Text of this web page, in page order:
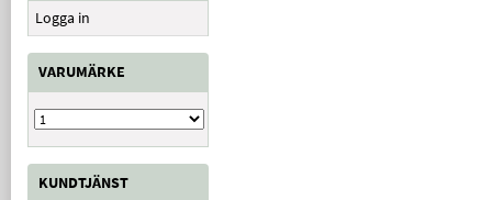
Logga in
VARUMÄRKE
KUNDTJÄNST